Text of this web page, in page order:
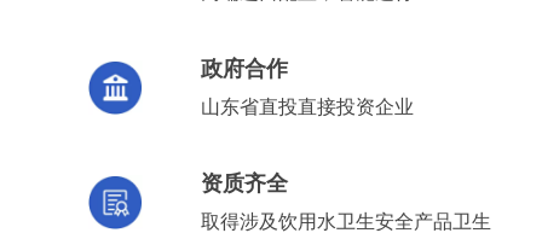
政府合作
山东省直投直接投资企业
资质齐全
取得涉及饮用水卫生安全产品卫生